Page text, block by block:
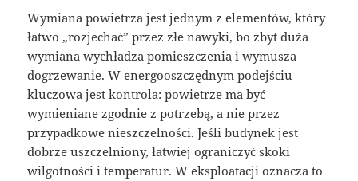
Wymiana powietrza jest jednym z elementów, który
łatwo „rozjechać” przez złe nawyki, bo zbyt duża
wymiana wychładza pomieszczenia i wymusza
dogrzewanie. W energooszczędnym podejściu
kluczowa jest kontrola: powietrze ma być
wymieniane zgodnie z potrzebą, a nie przez
przypadkowe nieszczelności. Jeśli budynek jest
dobrze uszczelniony, łatwiej ograniczyć skoki
wilgotności i temperatur. W eksploatacji oznacza to